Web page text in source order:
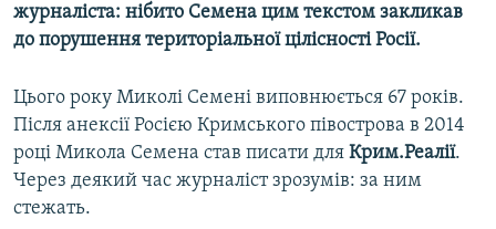
журналіста: нібито Семена цим текстом закликав
до порушення територіальної цілісності Росії.
Цього року Миколі Семені виповнюється 67 років.
Після анексії Росією Кримського півострова в 2014
році Микола Семена став писати для Крим.Реалії.
Через деякий час журналіст зрозумів: за ним
стежать.